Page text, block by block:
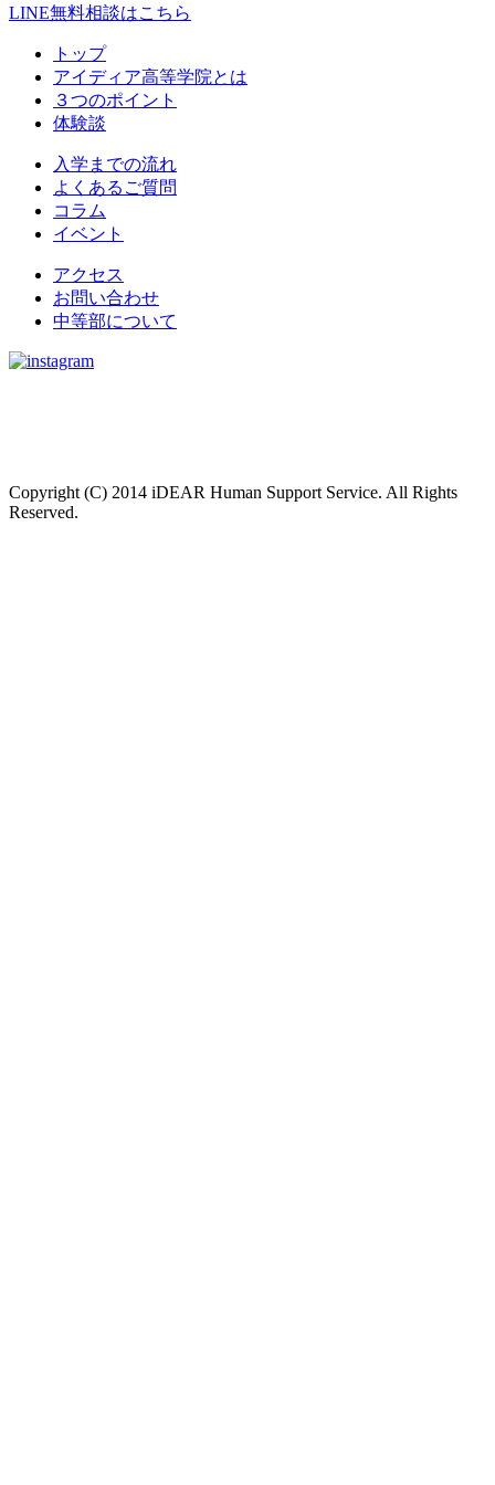
LINE無料相談はこちら
トップ
アイディア高等学院とは
３つのポイント
体験談
入学までの流れ
よくあるご質問
コラム
イベント
アクセス
お問い合わせ
中等部について
Copyright (C) 2014 iDEAR Human Support Service. All Rights
Reserved.